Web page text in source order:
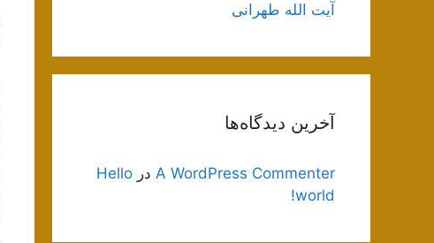
آیت الله طهرانی
آخرین دیدگاه‌ها
A WordPress Commenter در Hello
world!